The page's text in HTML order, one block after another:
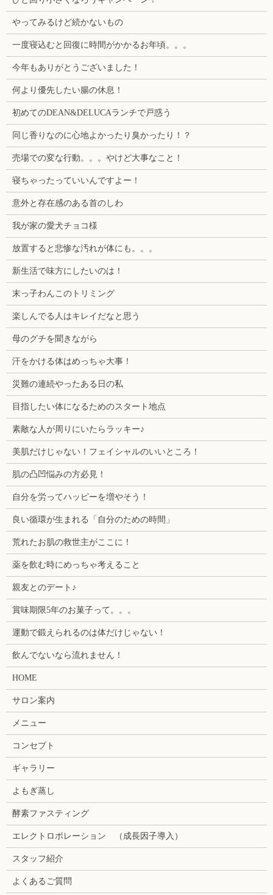
やってみるけど続かないもの
一度寝込むと回復に時間がかかるお年頃。。。
今年もありがとうございました！
何より優先したい腸の休息！
初めてのDEAN&DELUCAランチで戸惑う
同じ香りなのに心地よかったり臭かったり！？
売場での変な行動。。。やけど大事なこと！
寝ちゃったっていいんですよー！
意外と存在感のある首のしわ
我が家の愛犬チョコ様
放置すると悲惨な汚れが体にも。。。
新生活で味方にしたいのは！
末っ子わんこのトリミング
楽しんでる人はキレイだなと思う
母のグチを聞きながら
汗をかける体はめっちゃ大事！
災難の連続やったある日の私
目指したい体になるためのスタート地点
素敵な人が周りにいたらラッキー♪
美肌だけじゃない！フェイシャルのいいところ！
肌の凸凹悩みの方必見！
自分を労ってハッピーを増やそう！
良い循環が生まれる「自分のための時間」
荒れたお肌の救世主がここに！
薬を飲む時にめっちゃ考えること
親友とのデート♪
賞味期限5年のお菓子って。。。
運動で鍛えられるのは体だけじゃない！
飲んでないなら流れません！
HOME
サロン案内
メニュー
コンセプト
ギャラリー
よもぎ蒸し
酵素ファスティング
エレクトロポレーション （成長因子導入）
スタッフ紹介
よくあるご質問